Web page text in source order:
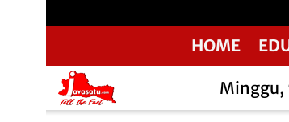
HOME
Minggu,